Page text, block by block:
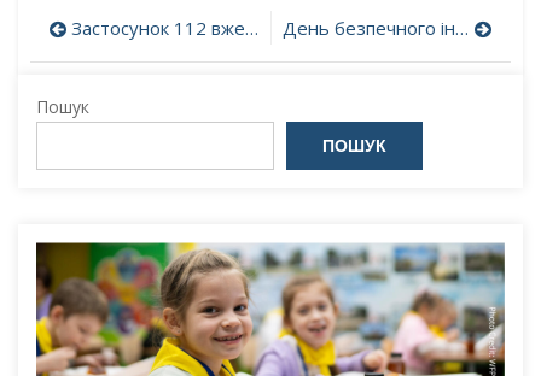
Навігація
записів
Застосунок 112 вже доступний для завантаження День безпечного інтернету
Пошук
ПОШУК